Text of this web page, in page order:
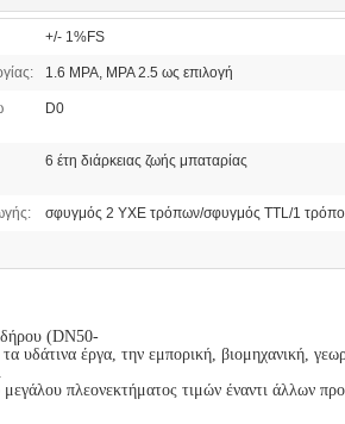
+/- 1%FS
1.6 MPA, MPA 2.5 ως επιλογή
D0
6 έτη διάρκειας ζωής μπαταρίας
σφυγμός 2 ΥΧΕ τρόπων/σφυγμός TTL/1
(DN50-
υδάτινα έργα, την εμπορική, βιομηχανική,
πλεονεκτήματος τιμών έναντι άλλων